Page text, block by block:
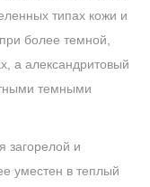
типах кожи и
более темной,
а александритовый
темными
загорелой и
уместен в теплый